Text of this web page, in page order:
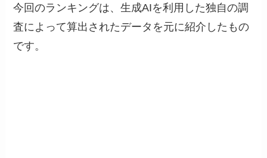
今回のランキングは、生成AIを利用した独自の調
査によって算出されたデータを元に紹介したもの
です。